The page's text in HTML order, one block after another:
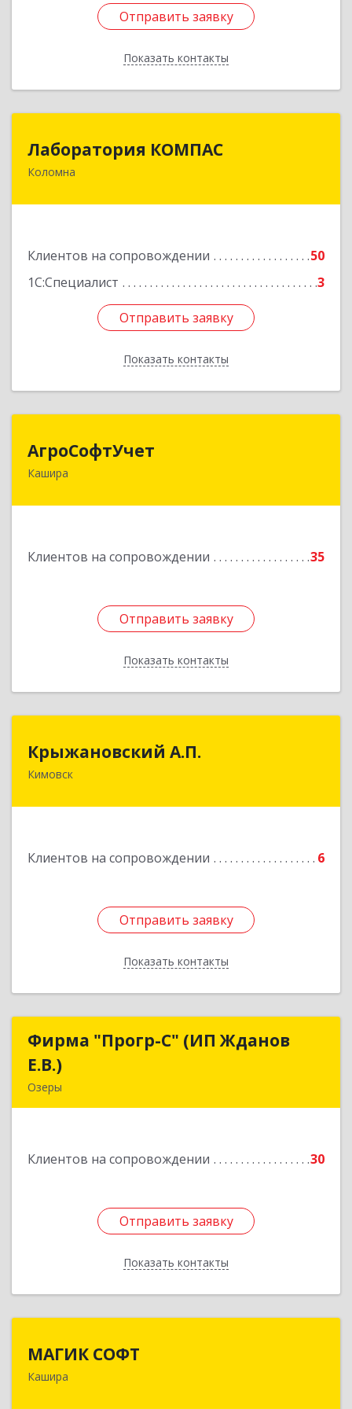
Отправить заявку
Показать контакты
Отправить заявку
Назад
Лаборатория КОМПАС
Коломна
Клиентов на сопровождении
50
1С:Специалист
3
Отправить заявку
Показать контакты
140415, Московская обл, Коломна г, Л.Толстого
Отправить заявку
Назад
АгроСофтУчет
Кашира
Клиентов на сопровождении 35
Отправить заявку
Показать контакты
142932, Московская обл, г.о.Кашира, Каменка д,
Отправить заявку
Назад
Крыжановский А.П.
Кимовск
Клиентов на сопровождении 6
Отправить заявку
Показать контакты
Крыжановский А.П.
Отправить заявку
Назад
Фирма "Прогр-С" (ИП Жданов
Е.В.)
Озеры
Клиентов на сопровождении 30
Отправить заявку
Показать контакты
Фирма "Прогр-С" (ИП Жданов
Подробнее
Отправить заявку
Назад
МАГИК СОФТ
Кашира